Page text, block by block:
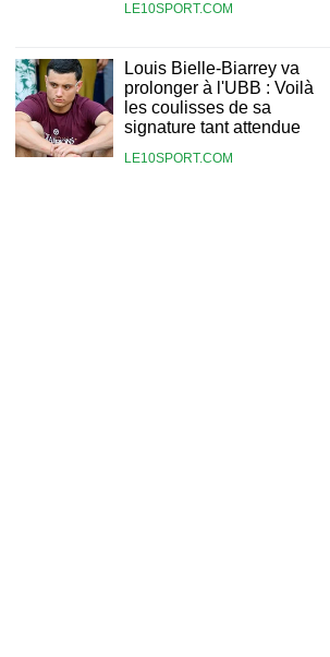
LE10SPORT.COM
Louis Bielle-Biarrey va
prolonger à l'UBB : Voilà
les coulisses de sa
signature tant attendue
LE10SPORT.COM